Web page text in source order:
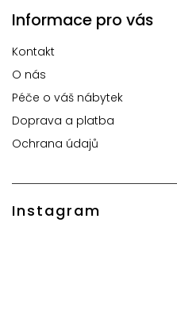
Informace pro vás
Kontakt
O nás
Péče o váš nábytek
Doprava a platba
Ochrana údajů
Instagram